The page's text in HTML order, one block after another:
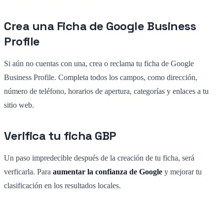
Crea una Ficha de Google Business
Profile
Si aún no cuentas con una, crea o reclama tu ficha de Google
Business Profile. Completa todos los campos, como dirección,
número de teléfono, horarios de apertura, categorías y enlaces a tu
sitio web.
Verifica tu ficha GBP
Un paso impredecible después de la creación de tu ficha, será
verficarla. Para aumentar la confianza de Google y mejorar tu
clasificación en los resultados locales.